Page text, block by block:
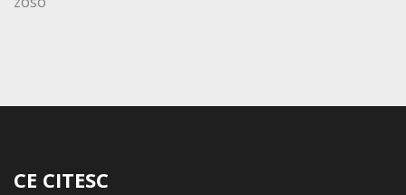
CE CITESC